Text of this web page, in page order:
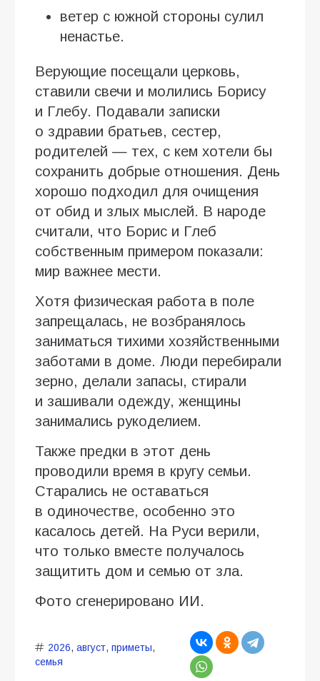
ветер с южной стороны сулил
ненастье.
Верующие посещали церковь,
ставили свечи и молились Борису
и Глебу. Подавали записки
о здравии братьев, сестер,
родителей — тех, с кем хотели бы
сохранить добрые отношения. День
хорошо подходил для очищения
от обид и злых мыслей. В народе
считали, что Борис и Глеб
собственным примером показали:
мир важнее мести.
Хотя физическая работа в поле
запрещалась, не возбранялось
заниматься тихими хозяйственными
заботами в доме. Люди перебирали
зерно, делали запасы, стирали
и зашивали одежду, женщины
занимались рукоделием.
Также предки в этот день
проводили время в кругу семьи.
Старались не оставаться
в одиночестве, особенно это
касалось детей. На Руси верили,
что только вместе получалось
защитить дом и семью от зла.
Фото сгенерировано ИИ.
2026, август, приметы,
семья